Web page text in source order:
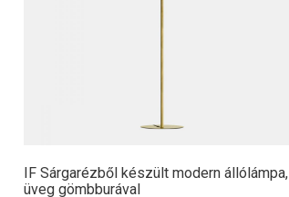
IF Sárgarézből készült modern állólámpa,
üveg gömbburával